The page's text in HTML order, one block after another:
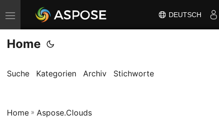
N
a
v
g
i
DEUTSCH
Home
Suche Kategorien Archiv Stichworte
Home » Aspose.Clouds